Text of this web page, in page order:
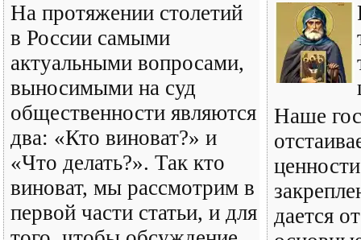
На протяжении столетий
в России самыми
актуальными вопросами,
выносимыми на суд
общественности являются
два: «Кто виноват?» и
«Что делать?». Так кто
виноват, мы рассмотрим в
первой части статьи, и для
Наше
дается